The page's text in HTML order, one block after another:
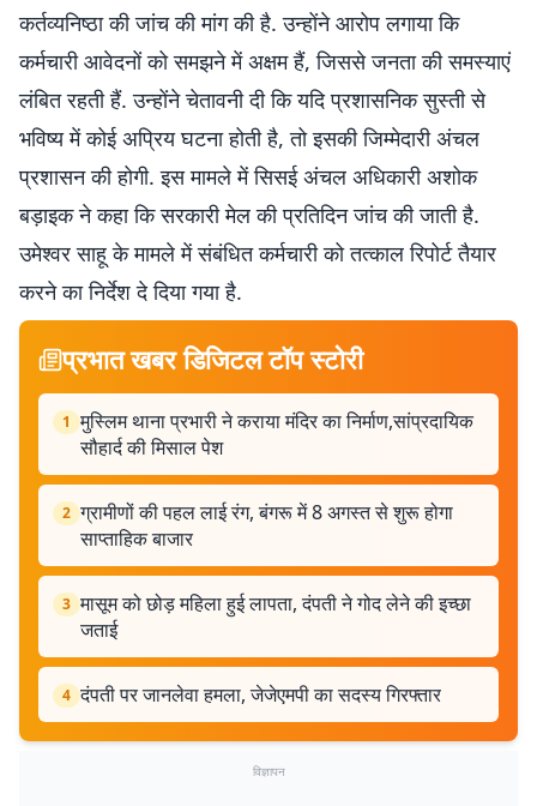
कर्तव्यनिष्ठा की जांच की मांग की है. उन्होंने आरोप लगाया कि
कर्मचारी आवेदनों को समझने में अक्षम हैं, जिससे जनता की समस्याएं
लंबित रहती हैं. उन्होंने चेतावनी दी कि यदि प्रशासनिक सुस्ती से
भविष्य में कोई अप्रिय घटना होती है, तो इसकी जिम्मेदारी अंचल
प्रशासन की होगी. इस मामले में सिसई अंचल अधिकारी अशोक
बड़ाइक ने कहा कि सरकारी मेल की प्रतिदिन जांच की जाती है.
उमेश्वर साहू के मामले में संबंधित कर्मचारी को तत्काल रिपोर्ट तैयार
करने का निर्देश दे दिया गया है.
प्रभात खबर डिजिटल टॉप स्टोरी
1 मुस्लिम थाना प्रभारी ने कराया मंदिर का निर्माण,सांप्रदायिक
सौहार्द की मिसाल पेश
2 ग्रामीणों की पहल लाई रंग, बंगरू में 8 अगस्त से शुरू होगा
साप्ताहिक बाजार
3 मासूम को छोड़ महिला हुई लापता, दंपती ने गोद लेने की इच्छा
जताई
4 दंपती पर जानलेवा हमला, जेजेएमपी का सदस्य गिरफ्तार
विज्ञापन